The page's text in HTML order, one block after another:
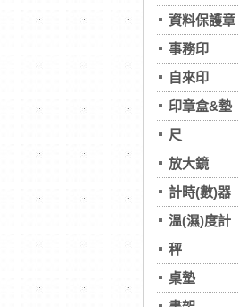
資料保護章
事務印
自來印
印章盒&墊
尺
放大鏡
計時(數)器
溫(濕)度計
秤
桌墊